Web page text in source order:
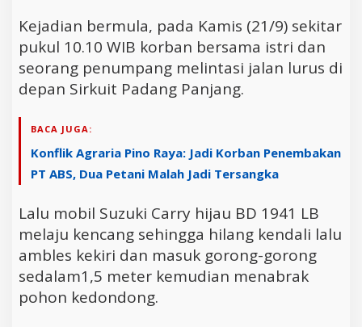
Kejadian bermula, pada Kamis (21/9) sekitar
pukul 10.10 WIB korban bersama istri dan
seorang penumpang melintasi jalan lurus di
depan Sirkuit Padang Panjang.
BACA JUGA:
Konflik Agraria Pino Raya: Jadi Korban Penembakan
PT ABS, Dua Petani Malah Jadi Tersangka
Lalu mobil Suzuki Carry hijau BD 1941 LB
melaju kencang sehingga hilang kendali lalu
ambles kekiri dan masuk gorong-gorong
sedalam1,5 meter kemudian menabrak
pohon kedondong.